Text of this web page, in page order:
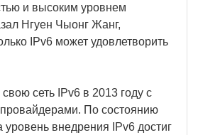
и высоким уровнем
Нгуен Чыонг Жанг,
IPv6 может удовлетворить
сеть IPv6 в 2013 году с
По состоянию
уровень внедрения IPv6 достиг